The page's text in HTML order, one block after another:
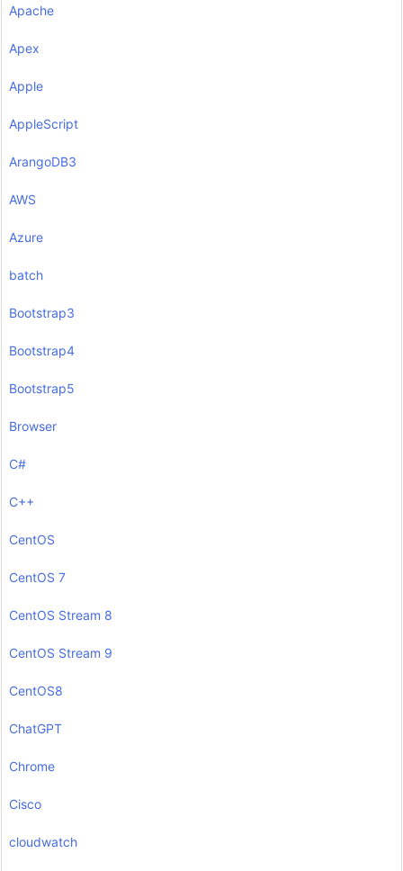
Apache
Apex
Apple
AppleScript
ArangoDB3
AWS
Azure
batch
Bootstrap3
Bootstrap4
Bootstrap5
Browser
C#
C++
CentOS
CentOS 7
CentOS Stream 8
CentOS Stream 9
CentOS8
ChatGPT
Chrome
Cisco
cloudwatch